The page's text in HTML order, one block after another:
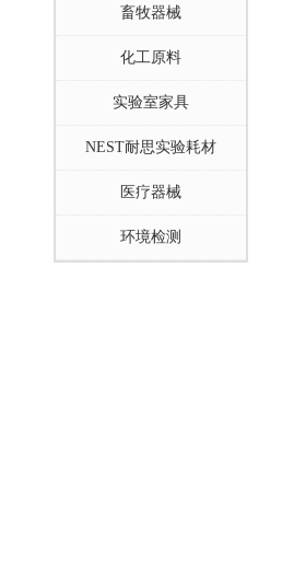
畜牧器械
化工原料
实验室家具
NEST耐思实验耗材
医疗器械
环境检测